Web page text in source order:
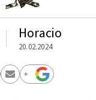
Horacio
20.02.2024